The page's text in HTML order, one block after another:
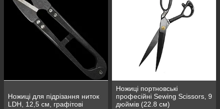
Ножиці для підрізання ниток
LDH, 12,5 см, графітові
Ножиці портновські
професійні Sewing Scissors, 9
дюймів (22.8 см)